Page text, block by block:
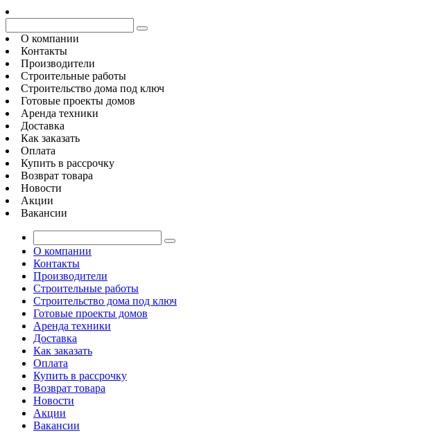
О компании
Контакты
Производители
Строительные работы
Строительство дома под ключ
Готовые проекты домов
Аренда техники
Доставка
Как заказать
Оплата
Купить в рассрочку
Возврат товара
Новости
Акции
Вакансии
О компании
Контакты
Производители
Строительные работы
Строительство дома под ключ
Готовые проекты домов
Аренда техники
Доставка
Как заказать
Оплата
Купить в рассрочку
Возврат товара
Новости
Акции
Вакансии